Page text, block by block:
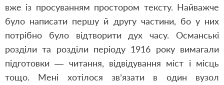
вже із просуванням простором тексту. Найважче
було написати першу й другу частини, бо у них
потрібно було відтворити дух часу. Османські
розділи та розділи періоду 1916 року вимагали
підготовки — читання, відвідування міст і місць
тощо. Мені хотілося зв’язати в один вузол